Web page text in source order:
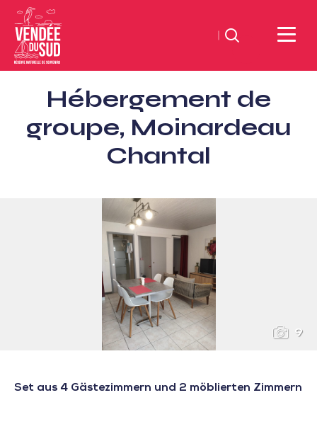
Sud
Vendée
TourismusSüd
Suchen
Hébergement de
groupe, Moinardeau
Chantal
9
Set aus 4 Gästezimmern und 2 möblierten Zimmern